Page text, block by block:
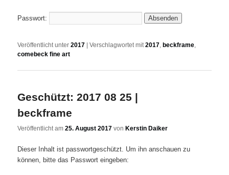
Passwort:
Veröffentlicht unter 2017 |Verschlagwortet mit 2017, beckframe,
comebeck fine art
Geschützt: 2017 08 25 |
beckframe
Veröffentlicht am25. August 2017 von Kerstin Daiker
Dieser Inhalt ist passwortgeschützt. Um ihn anschauen zu
können, bitte das Passwort eingeben: